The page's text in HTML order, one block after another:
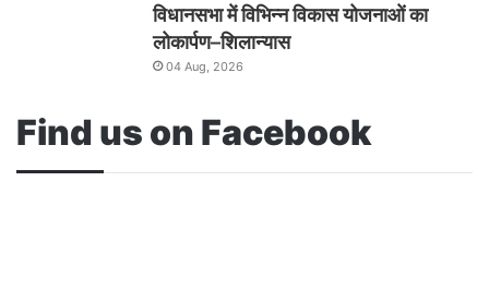
विधानसभा में विभिन्न विकास योजनाओं का
लोकार्पण–शिलान्यास
04 Aug, 2026
Find us on Facebook